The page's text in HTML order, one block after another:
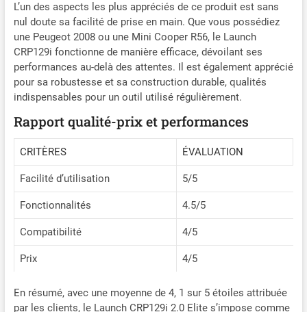
format texte ou graphique. 🔔[Couvre 99% des
marques de véhicules]+[Mise à jour en un clic de la
durée de vie] - Le scanner de diagnostic
automobile LAUNCH Creader elite CRP129i 2.0
est livré avec le dernier logiciel. Les mises à jour
WiFi à vie vous permettent d'avoir les dernières
corrections de bugs, les nouveaux véhicules, les
Comprend 99% des constructeurs automobiles et
fonctionne sur la plupart des véhicules après
1996 et jusqu'en 2021, 2022, 2023, 2024, 2025
comme le diesel (12v seulement), 12V voitures,
pick-up et camions légers, SUV, essence,
complètes] - AUTO VIN, pour obtenir des
informations sur le véhicule rapidement, pas
besoin de prendre le temps de trouver votre VIN.
Soutien OBD2 10 modèle peut lire / effacer les
moniteur embarqué, test des composants, vue
L’un des aspects les plus appréciés de ce produit est sans
nul doute sa facilité de prise en main. Que vous possédiez
une Peugeot 2008 ou une Mini Cooper R56, le Launch
CRP129i fonctionne de manière efficace, dévoilant ses
performances au-delà des attentes. Il est également apprécié
pour sa robustesse et sa construction durable, qualités
indispensables pour un outil utilisé régulièrement.
Rapport qualité-prix et performances
CRITÈRES ÉVALUATION
Facilité d’utilisation 5/5
Fonctionnalités 4.5/5
Compatibilité 4/5
Prix 4/5
En résumé, avec une moyenne de 4, 1 sur 5 étoiles attribuée
par les clients, le Launch CRP129i 2.0 Elite s’impose comme